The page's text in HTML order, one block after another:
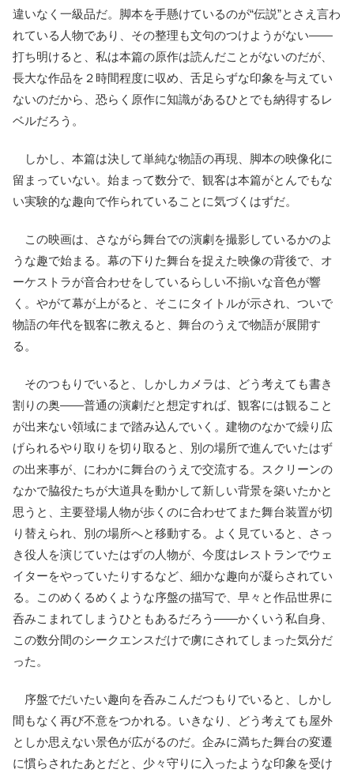
違いなく一級品だ。脚本を手懸けているのが“伝説”とさえ言わ
れている人物であり、その整理も文句のつけようがない――
打ち明けると、私は本篇の原作は読んだことがないのだが、
長大な作品を２時間程度に収め、舌足らずな印象を与えてい
ないのだから、恐らく原作に知識があるひとでも納得するレ
ベルだろう。
しかし、本篇は決して単純な物語の再現、脚本の映像化に
留まっていない。始まって数分で、観客は本篇がとんでもな
い実験的な趣向で作られていることに気づくはずだ。
この映画は、さながら舞台での演劇を撮影しているかのよ
うな趣で始まる。幕の下りた舞台を捉えた映像の背後で、オ
ーケストラが音合わせをしているらしい不揃いな音色が響
く。やがて幕が上がると、そこにタイトルが示され、ついで
物語の年代を観客に教えると、舞台のうえで物語が展開す
る。
そのつもりでいると、しかしカメラは、どう考えても書き
割りの奥――普通の演劇だと想定すれば、観客には観ること
が出来ない領域にまで踏み込んでいく。建物のなかで繰り広
げられるやり取りを切り取ると、別の場所で進んでいたはず
の出来事が、にわかに舞台のうえで交流する。スクリーンの
なかで脇役たちが大道具を動かして新しい背景を築いたかと
思うと、主要登場人物が歩くのに合わせてまた舞台装置が切
り替えられ、別の場所へと移動する。よく見ていると、さっ
き役人を演じていたはずの人物が、今度はレストランでウェ
イターをやっていたりするなど、細かな趣向が凝らされてい
る。このめくるめくような序盤の描写で、早々と作品世界に
呑みこまれてしまうひともあるだろう――かくいう私自身、
この数分間のシークエンスだけで虜にされてしまった気分だ
った。
序盤でだいたい趣向を呑みこんだつもりでいると、しかし
間もなく再び不意をつかれる。いきなり、どう考えても屋外
としか思えない景色が広がるのだ。企みに満ちた舞台の変遷
に慣らされたあとだと、少々守りに入ったような印象を受け